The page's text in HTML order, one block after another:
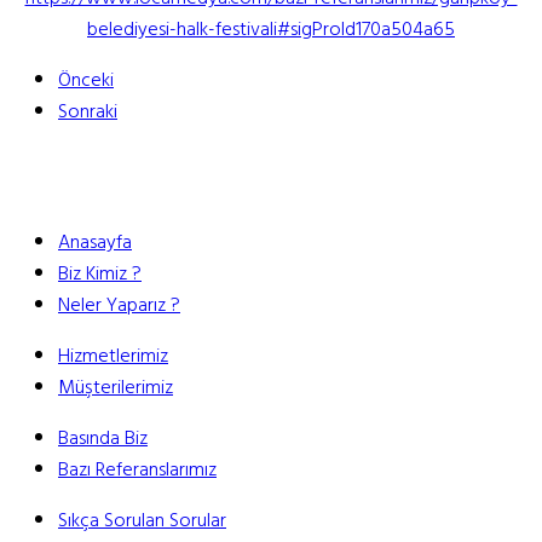
belediyesi-halk-festivali#sigProId170a504a65
Önceki
Sonraki
Anasayfa
Biz Kimiz ?
Neler Yaparız ?
Hizmetlerimiz
Müşterilerimiz
Basında Biz
Bazı Referanslarımız
Sıkça Sorulan Sorular